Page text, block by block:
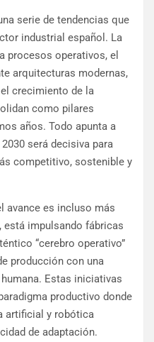
serie de tendencias que
industrial español. La
procesos operativos, el
arquitecturas modernas,
crecimiento de la
como pilares
años. Todo apunta a
será decisiva para
competitivo, sostenible y
avance es incluso más
está impulsando fábricas
“cerebro operativo”
producción con una
Estas iniciativas
productivo donde
artificial y robótica
de adaptación.